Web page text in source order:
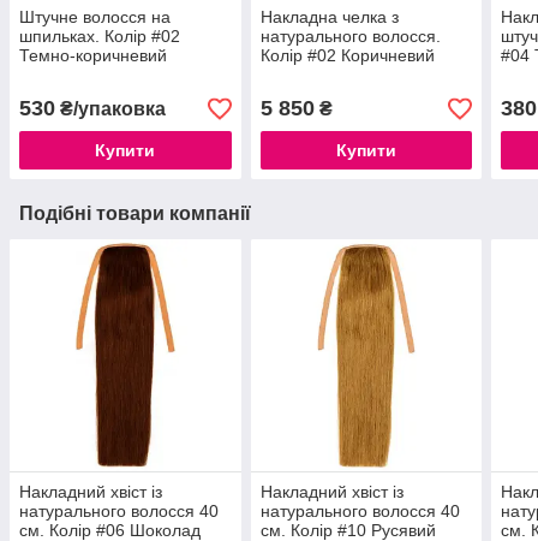
Штучне волосся на
шпильках. Колір #02
Темно-коричневий
530 ₴/упаковка
Купити
Накладна челка з
натурального волосся.
Колір #02 Коричневий
5 850₴
Купити
#04
380
Подібні товари компанії
Накладний хвіст із
натурального волосся 40
см. Колір #06 Шоколад
Накладний хвіст із
натурального волосся 40
см. Колір #10 Русявий
см.